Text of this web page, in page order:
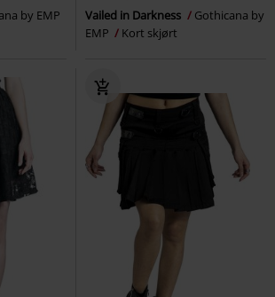
by EMP
Vailed in Darkness
Gothicana by
EMP
Kort skjørt